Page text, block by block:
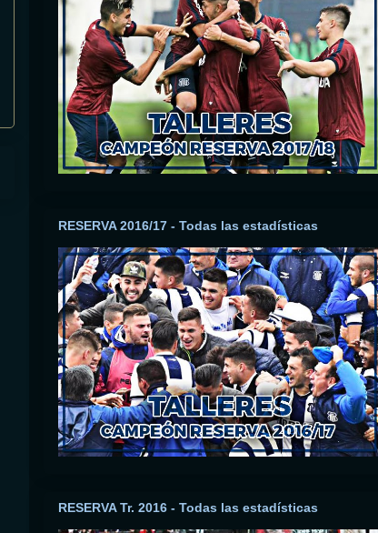
RESERVA 2016/17 - Todas las estadísticas
RESERVA Tr. 2016 - Todas las estadísticas